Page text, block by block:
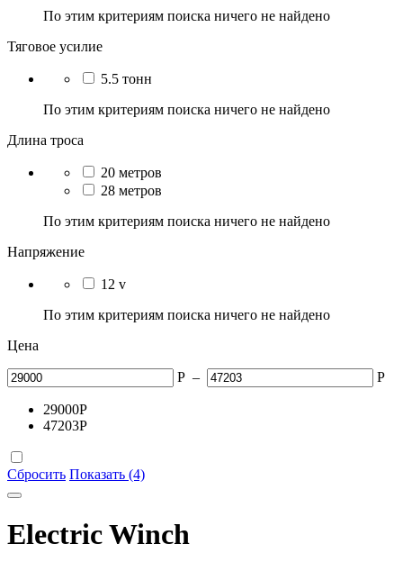
По этим критериям поиска ничего не найдено
Тяговое усилие
5.5 тонн
По этим критериям поиска ничего не найдено
Длина троса
20 метров
28 метров
По этим критериям поиска ничего не найдено
Напряжение
12 v
По этим критериям поиска ничего не найдено
Цена
Р – Р
29000Р
47203Р
Сбросить Показать (4)
Electric Winch